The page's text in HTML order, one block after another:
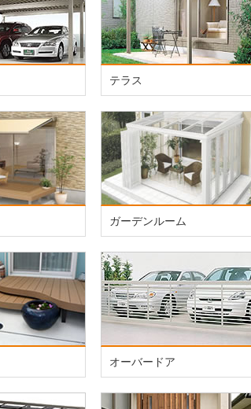
テラス
ガーデンルーム
オーバードア